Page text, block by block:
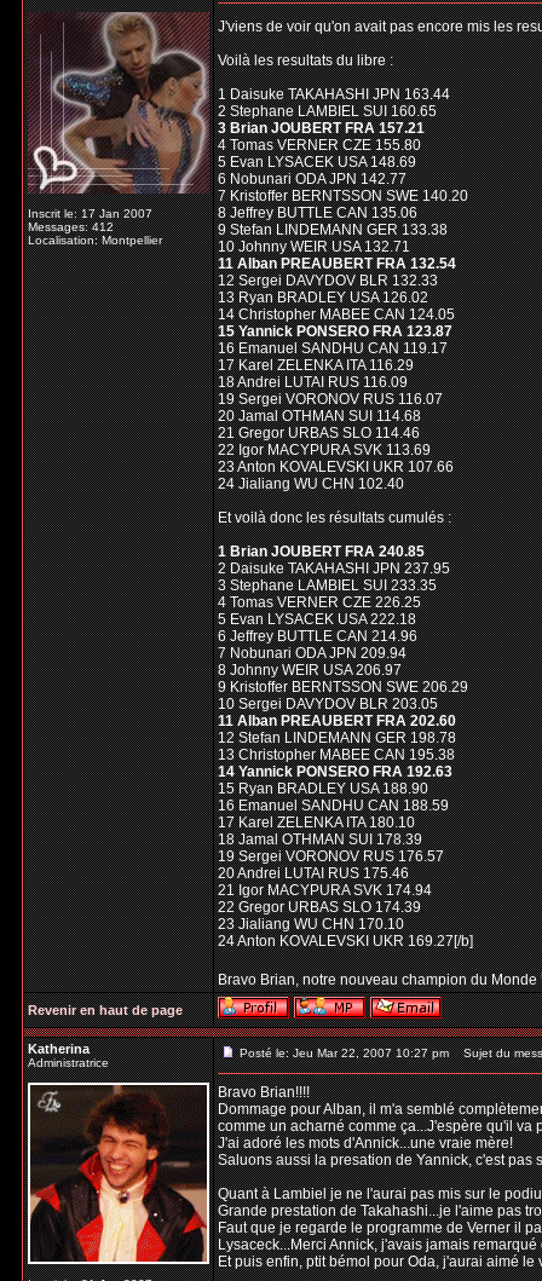
Inscrit le: 17 Jan 2007
Messages: 412
Localisation: Montpellier
J'viens de voir qu'on avait pas encore mis les
Voilà les resultats du libre :
1 Daisuke TAKAHASHI JPN 163.44
2 Stephane LAMBIEL SUI 160.65
3 Brian JOUBERT FRA 157.21
4 Tomas VERNER CZE 155.80
5 Evan LYSACEK USA 148.69
6 Nobunari ODA JPN 142.77
7 Kristoffer BERNTSSON SWE 140.20
8 Jeffrey BUTTLE CAN 135.06
9 Stefan LINDEMANN GER 133.38
10 Johnny WEIR USA 132.71
11 Alban PREAUBERT FRA 132.54
12 Sergei DAVYDOV BLR 132.33
13 Ryan BRADLEY USA 126.02
14 Christopher MABEE CAN 124.05
15 Yannick PONSERO FRA 123.87
16 Emanuel SANDHU CAN 119.17
17 Karel ZELENKA ITA 116.29
18 Andrei LUTAI RUS 116.09
19 Sergei VORONOV RUS 116.07
20 Jamal OTHMAN SUI 114.68
21 Gregor URBAS SLO 114.46
22 Igor MACYPURA SVK 113.69
23 Anton KOVALEVSKI UKR 107.66
24 Jialiang WU CHN 102.40
Et voilà donc les résultats cumulés :
1 Brian JOUBERT FRA 240.85
2 Daisuke TAKAHASHI JPN 237.95
3 Stephane LAMBIEL SUI 233.35
4 Tomas VERNER CZE 226.25
5 Evan LYSACEK USA 222.18
6 Jeffrey BUTTLE CAN 214.96
7 Nobunari ODA JPN 209.94
8 Johnny WEIR USA 206.97
9 Kristoffer BERNTSSON SWE 206.29
10 Sergei DAVYDOV BLR 203.05
11 Alban PREAUBERT FRA 202.60
12 Stefan LINDEMANN GER 198.78
13 Christopher MABEE CAN 195.38
14 Yannick PONSERO FRA 192.63
15 Ryan BRADLEY USA 188.90
16 Emanuel SANDHU CAN 188.59
17 Karel ZELENKA ITA 180.10
18 Jamal OTHMAN SUI 178.39
19 Sergei VORONOV RUS 176.57
20 Andrei LUTAI RUS 175.46
21 Igor MACYPURA SVK 174.94
22 Gregor URBAS SLO 174.39
23 Jialiang WU CHN 170.10
24 Anton KOVALEVSKI UKR 169.27[/b]
Bravo Brian, notre nouveau champion du Monde
Revenir en haut de page
Katherina
Administratrice
Posté le: Jeu Mar 22, 2007 10:27 pm Sujet du
Bravo Brian!!!!
Dommage pour Alban, il m'a semblé
comme un acharné comme ça...J'espère qu'il va
J'ai adoré les mots d'Annick...une vraie mère!
Saluons aussi la presation de Yannick, c'est pas
Quant à Lambiel je ne l'aurai pas mis sur le
Grande prestation de Takahashi...je l'aime pas
Faut que je regarde le programme de Verner il
Lysaceck...Merci Annick, j'avais jamais
Et puis enfin, ptit bémol pour Oda, j'aurai aimé le